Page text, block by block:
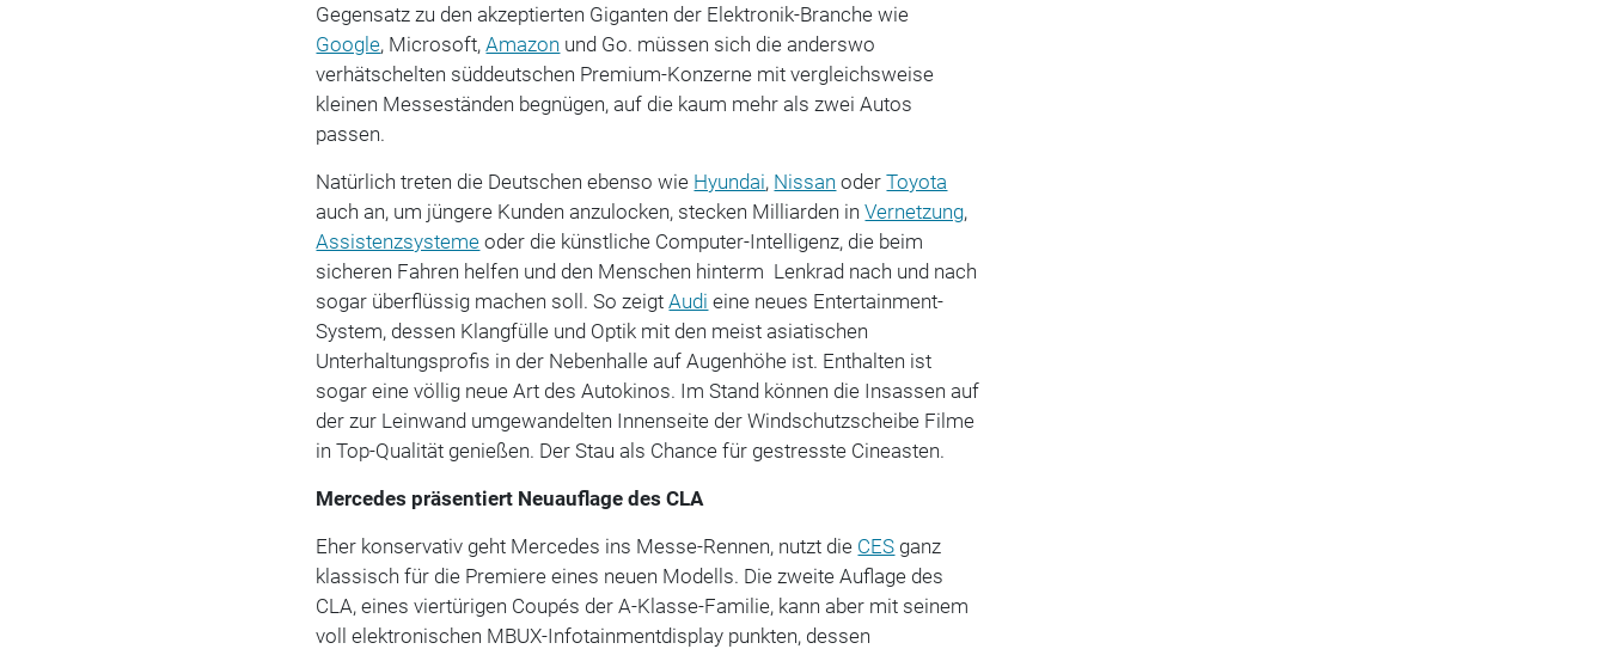
Gegensatz zu den akzeptierten Giganten der Elektronik-Branche wie
Google, Microsoft,Amazon und Go. müssen sich die anderswo
verhätschelten süddeutschen Premium-Konzerne mit vergleichsweise
kleinen Messeständen begnügen, auf die kaum mehr als zwei Autos
passen.
Natürlich treten die Deutschen ebenso wie Hyundai, Nissan oderToyota
auch an, um jüngere Kunden anzulocken, stecken Milliarden inVernetzung,
Assistenzsysteme oder die künstliche Computer-Intelligenz, die beim
sicheren Fahren helfen und den Menschen hinterm Lenkrad nach und nach
sogar überflüssig machen soll. So zeigtAudi eine neues Entertainment-
System, dessen Klangfülle und Optik mit den meist asiatischen
Unterhaltungsprofis in der Nebenhalle auf Augenhöhe ist. Enthalten ist
sogar eine völlig neue Art des Autokinos. Im Stand können die Insassen auf
der zur Leinwand umgewandelten Innenseite der Windschutzscheibe Filme
in Top-Qualität genießen. Der Stau als Chance für gestresste Cineasten.
Mercedes präsentiert Neuauflage des CLA
Eher konservativ geht Mercedes ins Messe-Rennen, nutzt die CES ganz
klassisch für die Premiere eines neuen Modells. Die zweite Auflage des
CLA, eines viertürigen Coupés der A-Klasse-Familie, kann aber mit seinem
voll elektronischen MBUX-Infotainmentdisplay punkten, dessen